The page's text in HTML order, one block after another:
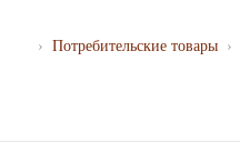
› Потребительские товары ›